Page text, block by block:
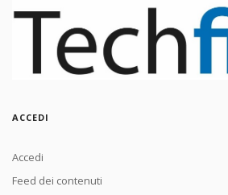
ACCEDI
Accedi
Feed dei contenuti